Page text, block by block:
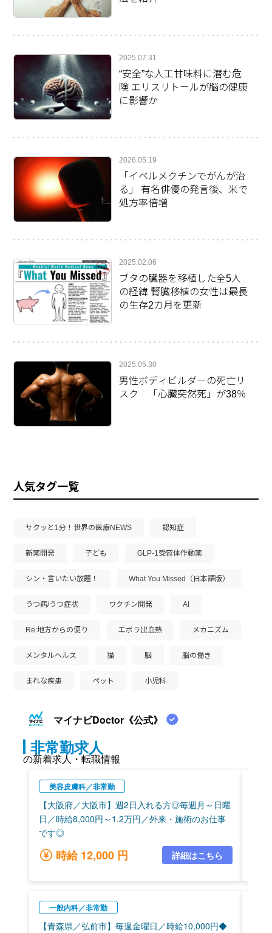
2025.07.31
“安全”な人工甘味料に潜む危
険 エリスリトールが脳の健康
に影響か
2026.05.19
「イベルメクチンでがんが治
る」 有名俳優の発言後、米で
処方率倍増
2025.02.06
ブタの臓器を移植した全5人
の経緯 腎臓移植の女性は最長
の生存2カ月を更新
2025.05.30
男性ボディビルダーの死亡リ
スク 「心臓突然死」が38％
人気タグ一覧
サクッと1分！世界の医療NEWS 認知症
新薬開発 子ども GLP-1受容体作動薬
シン・言いたい放題！ What You Missed（日本語版）
うつ病/うつ症状 ワクチン開発 AI
Re:地方からの便り エボラ出血熱 メカニズム
メンタルヘルス 猫 脳 脳の働き
まれな疾患 ペット 小児科